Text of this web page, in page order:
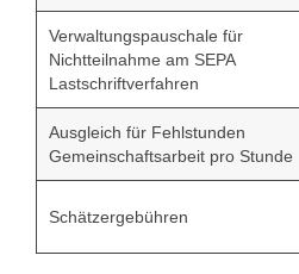
Verwaltungspauschale für
Nichtteilnahme am SEPA
Lastschriftverfahren
Ausgleich für Fehlstunden
Gemeinschaftsarbeit pro Stunde
Schätzergebühren